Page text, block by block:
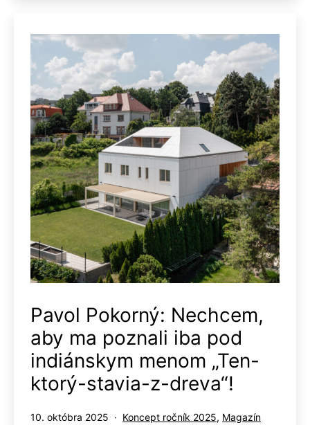
Pavol Pokorný: Nechcem,
aby ma poznali iba pod
indiánskym menom „Ten-
ktorý-stavia-z-dreva“!
Publikované
10. októbra 2025 Kategorizované
Koncept ročník 2025, Magazín